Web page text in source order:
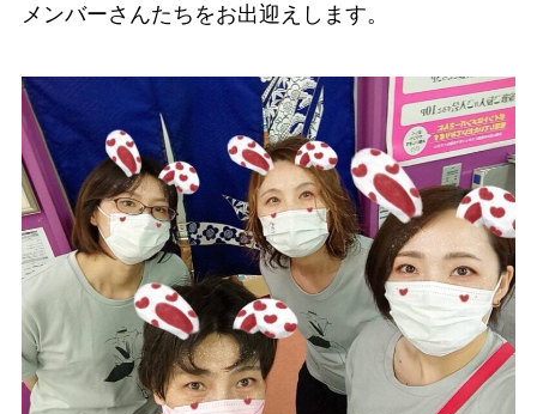
メンバーさんたちをお出迎えします。